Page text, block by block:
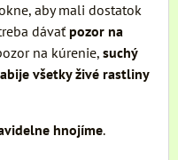
aby mali dostatok
dávaťpozor na
na kúrenie, suchý
všetky živé rastliny
hnojíme.